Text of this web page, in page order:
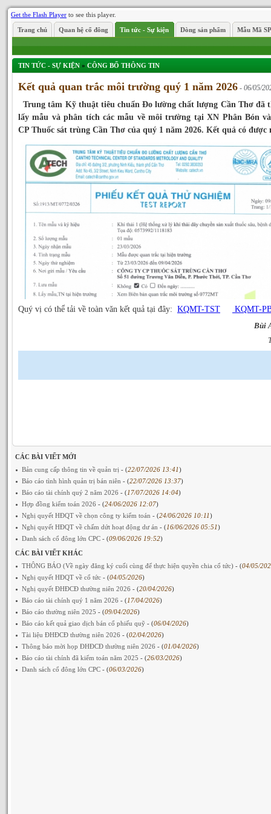
Get the Flash Player to see this player.
Trang chủ Quan hệ cổ đông Tin tức - Sự kiện Dòng sản phẩm Mẫu Mã SP
TIN TỨC - SỰ KIỆN » CÔNG BỐ THÔNG TIN
Kết quả quan trắc môi trường quý 1 năm 2026 - 06/05/
Trung tâm Kỹ thuật tiêu chuẩn Đo lường chất lượng Cần Thơ đã
lấy mẫu và phân tích các mẫu về môi trường tại XN Phân Bón
CP Thuốc sát trùng Cần Thơ của quý 1 năm 2026. Kết quả có được
Quý vị có thể tải về toàn văn kết quả tại đây: KQMT-TST
KQMT-
Bùi
CÁC BÀI VIẾT MỚI
Bản cung cấp thông tin về quản trị - (22/07/2026 13:41)
Báo cáo tình hình quản trị bán niên - (22/07/2026 13:37)
Báo cáo tài chính quý 2 năm 2026 - (17/07/2026 14:04)
Hợp đồng kiểm toán 2026 - (24/06/2026 12:07)
Nghị quyết HĐQT về chọn công ty kiểm toán - (24/06/2026 10:11)
Nghị quyết HĐQT về chấm dứt hoạt động dư án - (16/06/2026 05:51)
Danh sách cổ đông lớn CPC - (09/06/2026 19:52)
CÁC BÀI VIẾT KHÁC
THÔNG BÁO (Về ngày đăng ký cuối cùng để thực hiện quyền chia cổ tức) - (04/05/
Nghị quyết HĐQT về cổ tức - (04/05/2026)
Nghị quyết ĐHĐCĐ thường niên 2026 - (20/04/2026)
Báo cáo tài chính quý 1 năm 2026 - (17/04/2026)
Báo cáo thường niên 2025 - (09/04/2026)
Báo cáo kết quả giao dịch bán cổ phiếu quỹ - (06/04/2026)
Tài liệu ĐHĐCĐ thường niên 2026 - (02/04/2026)
Thông báo mời họp ĐHĐCĐ thường niên 2026 - (01/04/2026)
Báo cáo tài chính đã kiểm toán năm 2025 - (26/03/2026)
Danh sách cổ đông lớn CPC - (06/03/2026)